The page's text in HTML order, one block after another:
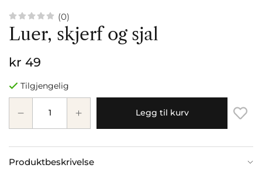
(0)
Luer, skjerf og sjal
kr 49
Tilgjengelig
Legg til kurv
Produktbeskrivelse